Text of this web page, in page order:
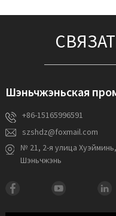
Шэньчжэньская
+86-15165996591
szshdz@foxmail.com
№ 21, 2-я улица
Шэньчжэнь